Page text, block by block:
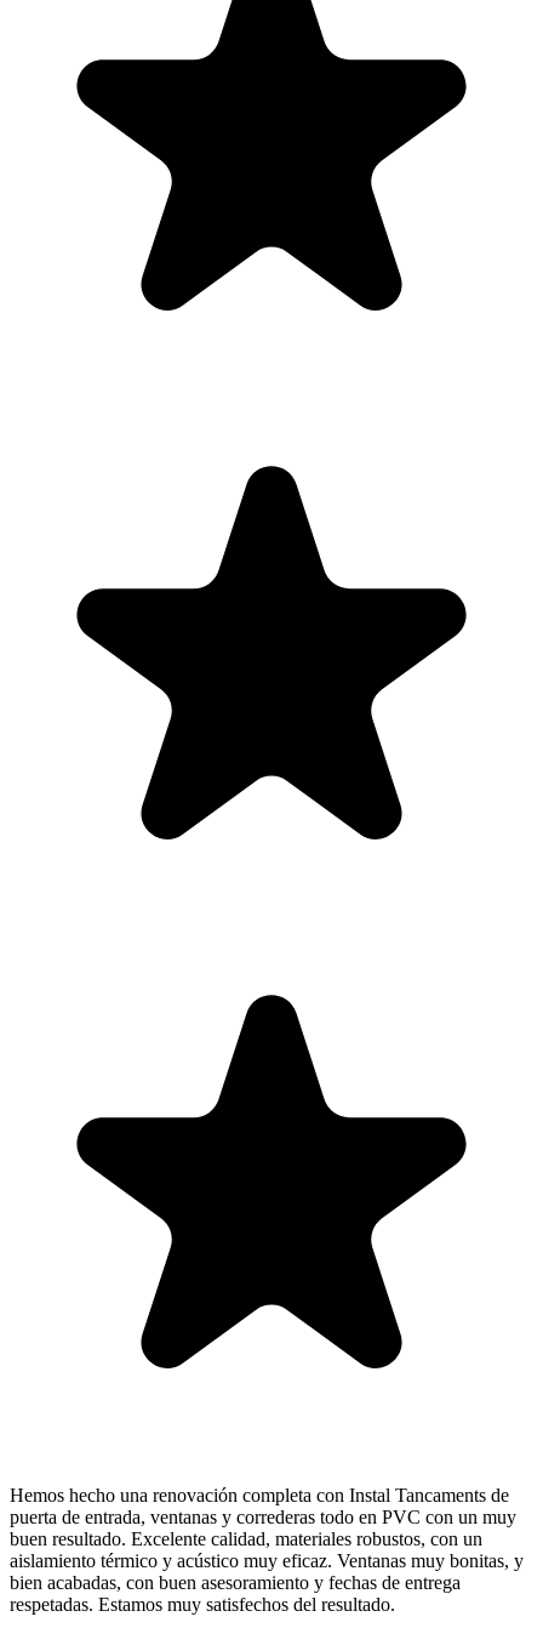
Hemos hecho una renovación completa con Instal Tancaments de
puerta de entrada, ventanas y correderas todo en PVC con un muy
buen resultado. Excelente calidad, materiales robustos, con un
aislamiento térmico y acústico muy eficaz. Ventanas muy bonitas, y
bien acabadas, con buen asesoramiento y fechas de entrega
respetadas. Estamos muy satisfechos del resultado.